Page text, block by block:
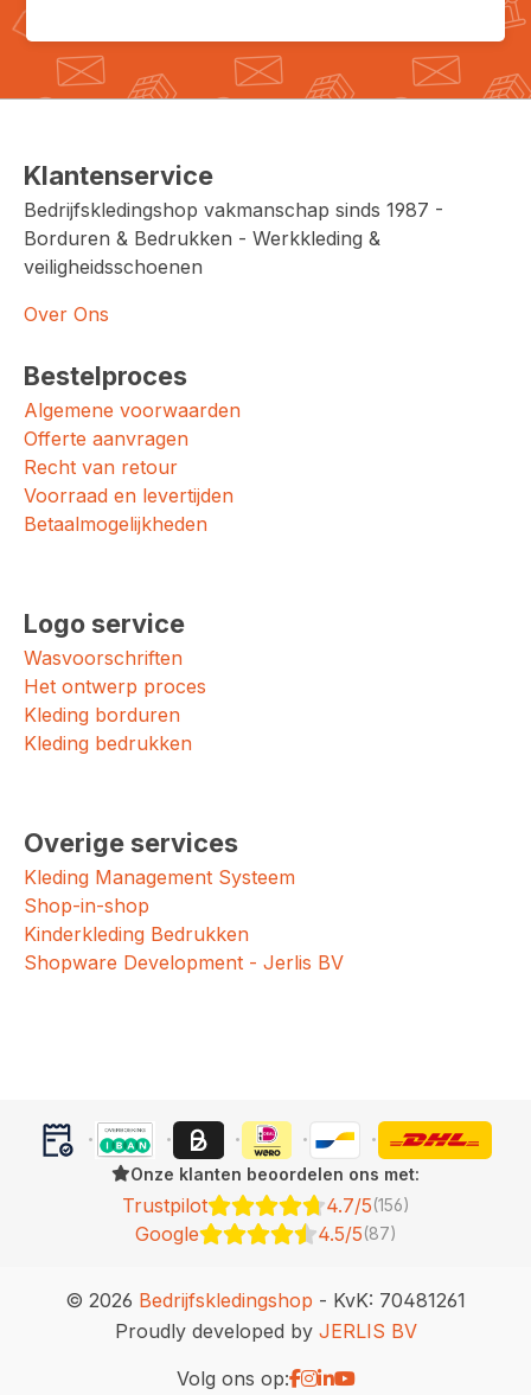
Klantenservice
Bedrijfskledingshop vakmanschap sinds 1987 -
Borduren & Bedrukken - Werkkleding &
veiligheidsschoenen
Over Ons
Bestelproces
Algemene voorwaarden
Offerte aanvragen
Recht van retour
Voorraad en levertijden
Betaalmogelijkheden
Logo service
Wasvoorschriften
Het ontwerp proces
Kleding borduren
Kleding bedrukken
Overige services
Kleding Management Systeem
Shop-in-shop
Kinderkleding Bedrukken
Shopware Development - Jerlis BV
Onze klanten beoordelen ons met:
Trustpilot 4.7/5(156)
Google 4.5/5(87)
© 2026 Bedrijfskledingshop - KvK: 70481261
Proudly developed by JERLIS BV
Volg ons op: